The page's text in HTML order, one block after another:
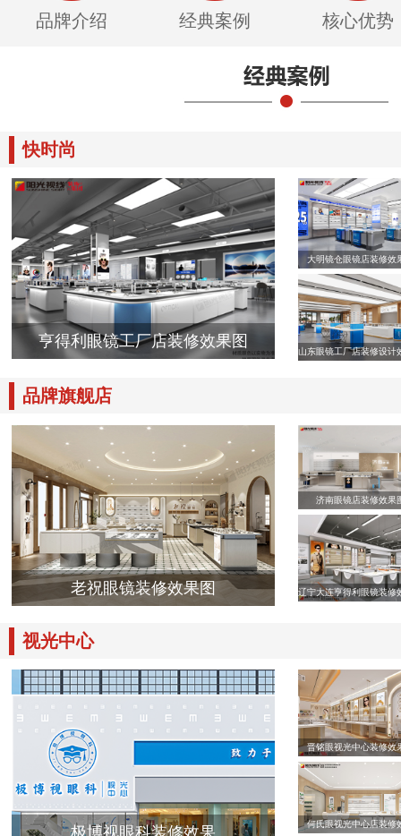
品牌介绍 经典案例 核心优势
快时尚
亨得利眼镜工厂店装修效果图
大明镜仓眼镜店装修效
山东眼镜工厂店装修设计
品牌旗舰店
老祝眼镜装修效果图
济南眼镜店装修效果
辽宁大连亨得利眼镜装修
视光中心
晋铭眼视光中心装修效
何氏眼视光中心店装修